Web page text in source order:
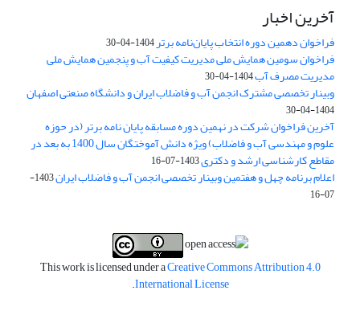
آخرین اخبار
فراخوان دهمین دوره انتخاب پایان‌نامه برتر1404-04-30
فراخوان سومین همایش ملی مدیریت کیفیت آب و پنجمین همایش ملی
مدیریت مصرف آب1404-04-30
وبینار تخصصی مشترک انجمن آب و فاضلاب ایران و دانشگاه صنعتی اصفهان
1404-04-30
آخرین فراخوان شرکت در نهمین دوره مسابقه پایان نامه برتر (در حوزه
علوم و مهندسی آب و فاضلاب) ویژه دانش آموختگان سال 1400 به بعد در
مقاطع کارشناسی ارشد و دکتری1403-07-16
اعلام برنامه چهل و هفتمین وبینار تخصصی انجمن آب و فاضلاب ایران
1403-
07-16
This work is licensed under aCreative Commons Attribution 4.0
International License
.